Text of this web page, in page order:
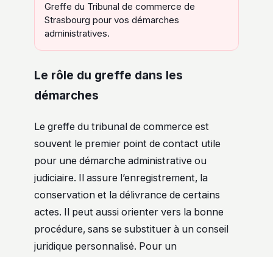
Greffe du Tribunal de commerce de
Strasbourg pour vos démarches
administratives.
Le rôle du greffe dans les
démarches
Le greffe du tribunal de commerce est
souvent le premier point de contact utile
pour une démarche administrative ou
judiciaire. Il assure l’enregistrement, la
conservation et la délivrance de certains
actes. Il peut aussi orienter vers la bonne
procédure, sans se substituer à un conseil
juridique personnalisé. Pour un